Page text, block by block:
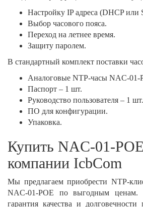
Настройку IP адреса (DHCP или
Выбор часового пояса.
Переход на летнее время.
Защиту паролем.
В стандартный комплект поставки
Аналоговые NTP-часы NAC-01-
Паспорт – 1 шт.
Руководство пользователя – 1 шт.
ПО для конфигурации.
Упаковка.
Купить NAC-01-
компании IcbCom
Мы предлагаем приобрести NTP-
NAC-01-POE по выгодным
гарантия качества и долговечности